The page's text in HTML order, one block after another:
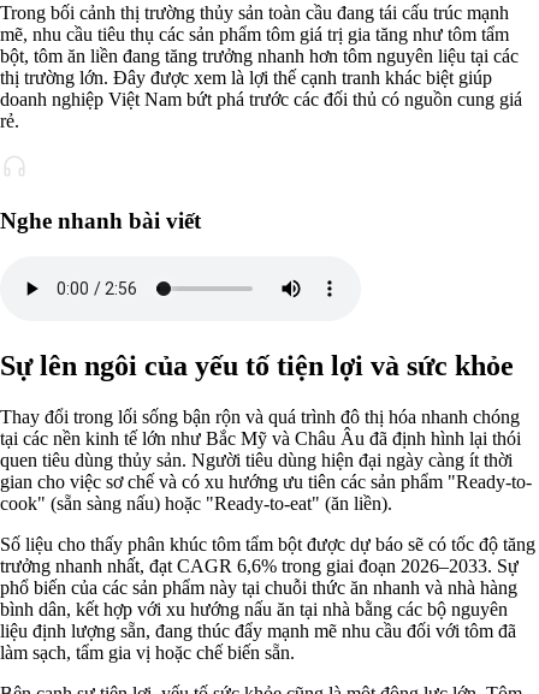
Trong bối cảnh thị trường thủy sản toàn cầu đang tái cấu trúc mạnh
mẽ, nhu cầu tiêu thụ các sản phẩm tôm giá trị gia tăng như tôm tẩm
bột, tôm ăn liền đang tăng trưởng nhanh hơn tôm nguyên liệu tại các
thị trường lớn. Đây được xem là lợi thế cạnh tranh khác biệt giúp
doanh nghiệp Việt Nam bứt phá trước các đối thủ có nguồn cung giá
rẻ.
Nghe nhanh bài viết
Sự lên ngôi của yếu tố tiện lợi và sức khỏe
Thay đổi trong lối sống bận rộn và quá trình đô thị hóa nhanh chóng
tại các nền kinh tế lớn như Bắc Mỹ và Châu Âu đã định hình lại thói
quen tiêu dùng thủy sản. Người tiêu dùng hiện đại ngày càng ít thời
gian cho việc sơ chế và có xu hướng ưu tiên các sản phẩm "Ready-to-
cook" (sẵn sàng nấu) hoặc "Ready-to-eat" (ăn liền).
Số liệu cho thấy phân khúc tôm tẩm bột được dự báo sẽ có tốc độ tăng
trưởng nhanh nhất, đạt CAGR 6,6% trong giai đoạn 2026–2033. Sự
phổ biến của các sản phẩm này tại chuỗi thức ăn nhanh và nhà hàng
bình dân, kết hợp với xu hướng nấu ăn tại nhà bằng các bộ nguyên
liệu định lượng sẵn, đang thúc đẩy mạnh mẽ nhu cầu đối với tôm đã
làm sạch, tẩm gia vị hoặc chế biến sẵn.